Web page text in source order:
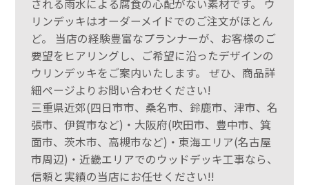
される雨水による腐食の心配がない素材です。 ウ
リンデッキはオーダーメイドでのご注文がほとん
ど。 当店の経験豊富なプランナーが、お客様のご
要望をヒアリングし、ご希望に沿ったデザインの
ウリンデッキをご案内いたします。 ぜひ、商品詳
細ページよりお問い合わせください!
三重県近郊(四日市市、桑名市、鈴鹿市、津市、名
張市、伊賀市など)・大阪府(吹田市、豊中市、箕
面市、茨木市、高槻市など)・東海エリア(名古屋
市周辺)・近畿エリアでのウッドデッキ工事なら、
信頼と実績の当店にお任せください!!